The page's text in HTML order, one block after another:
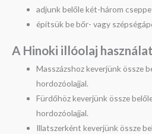
adjunk belőle két-három
építsük be bőr- vagy
A Hinoki illóolaj
Masszázshoz keverjünk össze
hordozóolajjal.
Fürdőhöz keverjünk össze
hordozóolajjal.
Illatszerként keverjünk össze